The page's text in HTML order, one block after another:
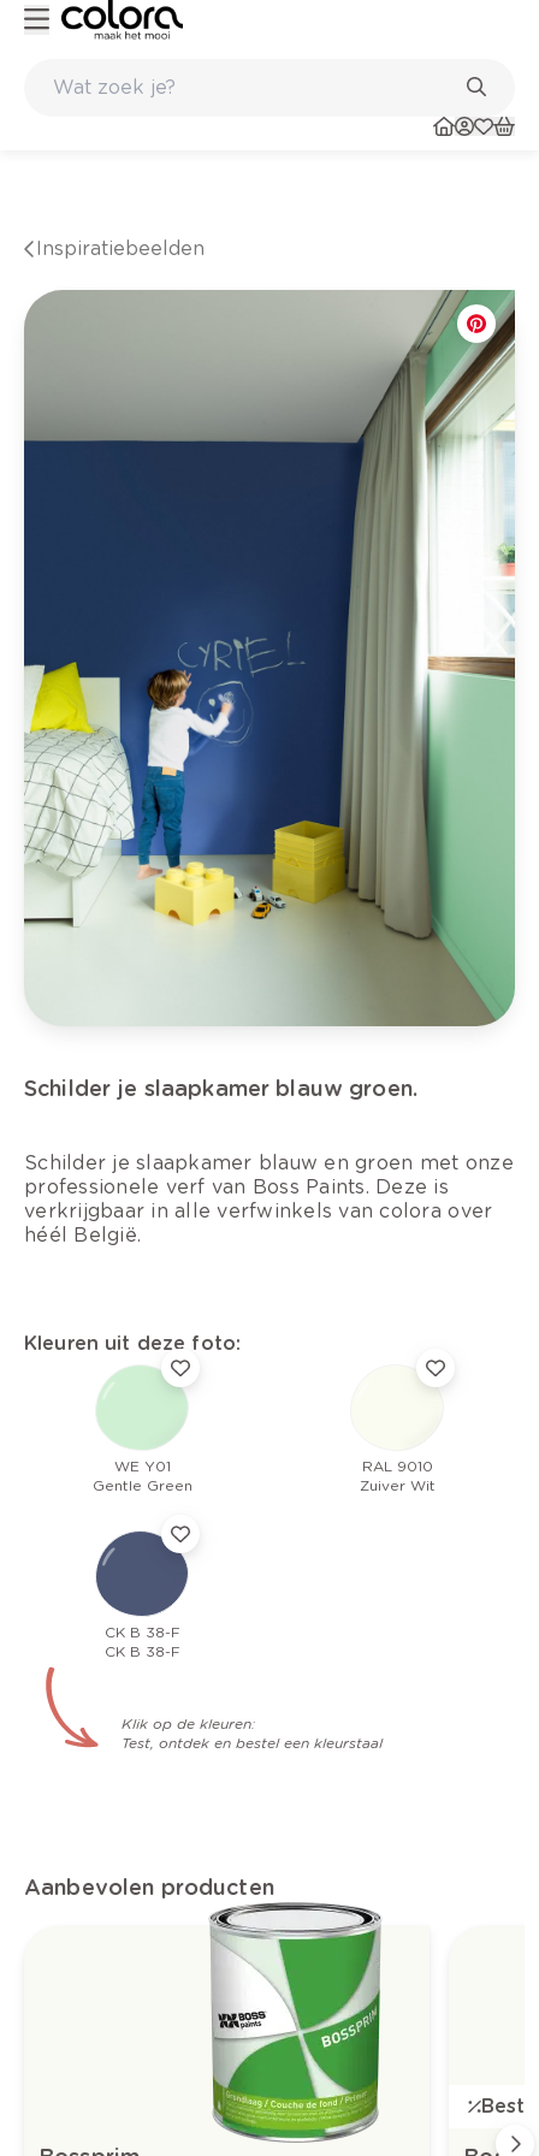
Inspiratiebeelden
Schilder je slaapkamer blauw groen.
Schilder je slaapkamer blauw en groen met onze
professionele verf van Boss Paints. Deze is
verkrijgbaar in alle verfwinkels van colora over
héél België.
Kleuren uit deze foto:
WE Y01
Gentle Green
RAL 9010
Zuiver Wit
CK B 38-F
CK B 38-F
Klik op de kleuren:
Test, ontdek en bestel een kleurstaal
Aanbevolen producten